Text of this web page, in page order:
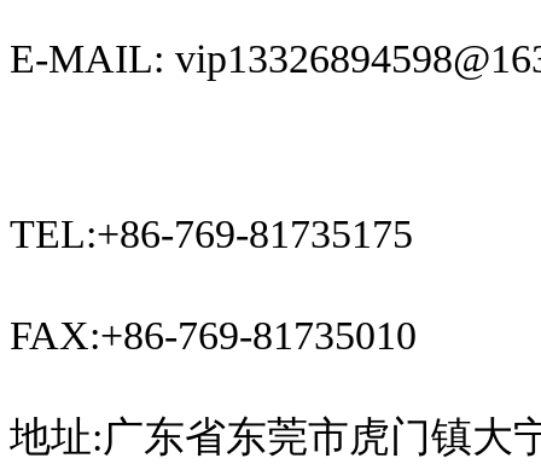
E-MAIL:
TEL:+86-769-81735175
FAX:+86-769-81735010
地址:广东省东莞市虎门镇大